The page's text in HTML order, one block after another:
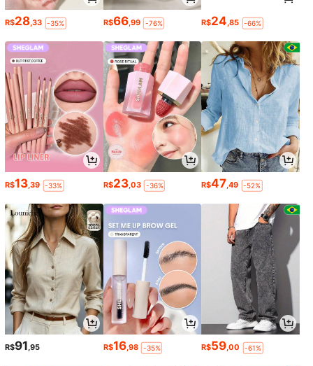
R$28,33 -35% R$66,99 -76% R$24,85 -66%
R$13,39 -33% R$23,03 -36% R$47,49 -52%
R$91,95 R$16,98 -35% R$59,00 -61%